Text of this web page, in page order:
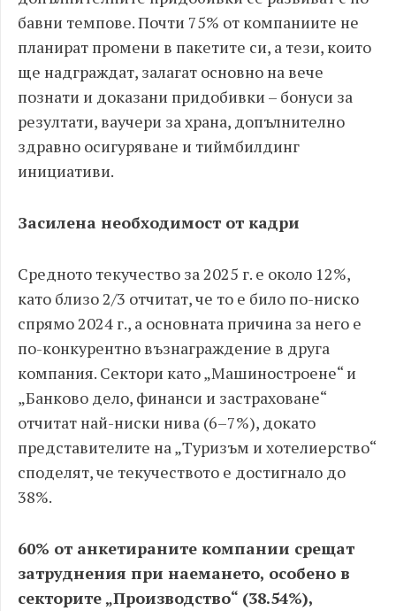
бавни темпове. Почти 75% от компаниите не
планират промени в пакетите си, а тези, които
ще надграждат, залагат основно на вече
познати и доказани придобивки – бонуси за
резултати, ваучери за храна, допълнително
здравно осигуряване и тиймбилдинг
инициативи.
Засилена необходимост от кадри
Средното текучество за 2025 г. е около 12%,
като близо 2/3 отчитат, че то е било по-ниско
спрямо 2024 г., а основната причина за него е
по-конкурентно възнаграждение в друга
компания. Сектори като „Машиностроене“ и
„Банково дело, финанси и застраховане“
отчитат най-ниски нива (6–7%), докато
представителите на „Туризъм и хотелиерство“
споделят, че текучеството е достигнало до
38%.
60% от анкетираните компании срещат
затруднения при наемането, особено в
секторите „Производство“ (38.54%),